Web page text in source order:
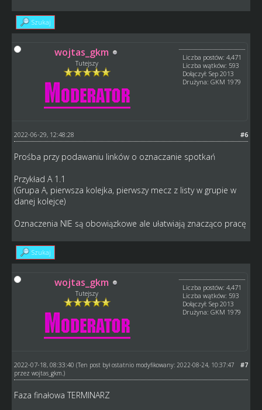
Szukaj
wojtas_gkm
Tutejszy
Liczba postów: 4,471
Liczba wątków: 593
Dołączył: Sep 2013
Drużyna: GKM 1979
#6
2022-06-29, 12:48:28
Prośba przy podawaniu linków o oznaczanie spotkań
Przykład A 1.1
(Grupa A, pierwsza kolejka, pierwszy mecz z listy w grupie w
danej kolejce)
Oznaczenia NIE są obowiązkowe ale ułatwiają znacząco pracę
Szukaj
wojtas_gkm
Tutejszy
Liczba postów: 4,471
Liczba wątków: 593
Dołączył: Sep 2013
Drużyna: GKM 1979
#7
2022-07-18, 08:33:40 (Ten post był ostatnio modyfikowany: 2022-08-24, 10:37:47
przez wojtas_gkm.)
Faza finałowa TERMINARZ